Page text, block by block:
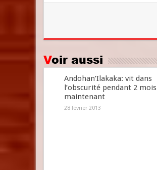
Voir aussi
Andohan’Ilakaka: vit dans
l’obscurité pendant 2 mois
maintenant
28 février 2013